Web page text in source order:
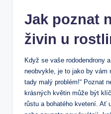
Jak poznat
živin u
Když se vaše rododendrony
neobvykle, je to jako by vám⁤
tady ⁤malý problém!“ Poznat
krásných květin může‌ být
růstu a‍ bohatého kvetení. Ať⁣